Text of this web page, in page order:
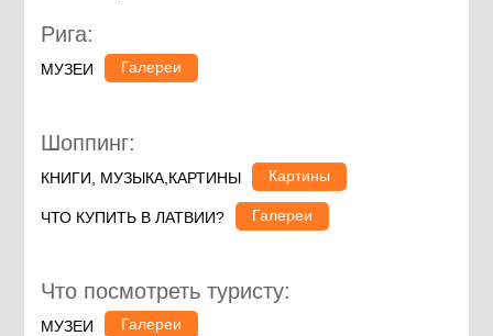
Рига:
МУЗЕИ Галереи
Шоппинг:
КНИГИ, МУЗЫКА,КАРТИНЫ Картины
ЧТО КУПИТЬ В ЛАТВИИ? Галереи
Что посмотреть туристу:
МУЗЕИ Галереи